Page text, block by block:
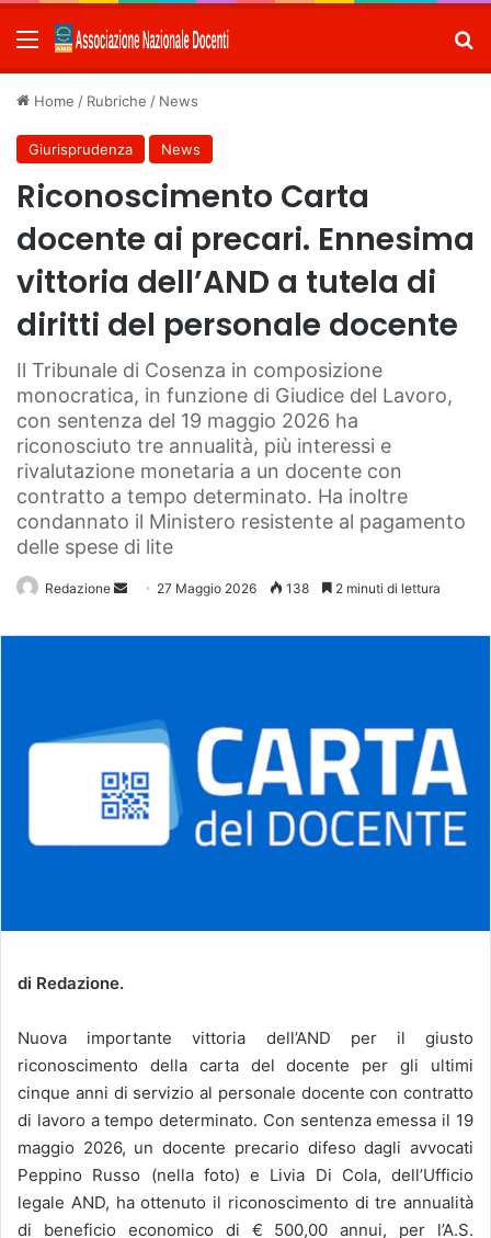
Menu
Home / Rubriche / News
Giurisprudenza News
Riconoscimento Carta
docente ai precari. Ennesima
vittoria dell’AND a tutela di
diritti del personale docente
Il Tribunale di Cosenza in composizione
monocratica, in funzione di Giudice del Lavoro,
con sentenza del 19 maggio 2026 ha
riconosciuto tre annualità, più interessi e
rivalutazione monetaria a un docente con
contratto a tempo determinato. Ha inoltre
condannato il Ministero resistente al pagamento
delle spese di lite
Redazione
Invia 27 Maggio 2026 138 2 minuti di lettura
di Redazione.
Nuova importante vittoria dell’AND per il giusto
riconoscimento della carta del docente per gli ultimi
cinque anni di servizio al personale docente con contratto
di lavoro a tempo determinato. Con sentenza emessa il 19
maggio 2026, un docente precario difeso dagli avvocati
Peppino Russo (nella foto) e Livia Di Cola, dell’Ufficio
legale AND, ha ottenuto il riconoscimento di tre annualità
di beneficio economico di € 500,00 annui, per l’A.S.